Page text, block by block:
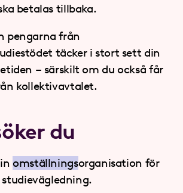
betalas tillbaka.
pengarna från
täcker i stort sett din
– särskilt om du också får
kollektivavtalet.
du
omställningsorganisation för